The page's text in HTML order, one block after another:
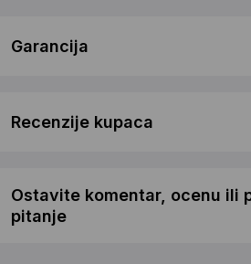
Garancija
Recenzije kupaca
Ostavite komentar, ocenu ili
pitanje